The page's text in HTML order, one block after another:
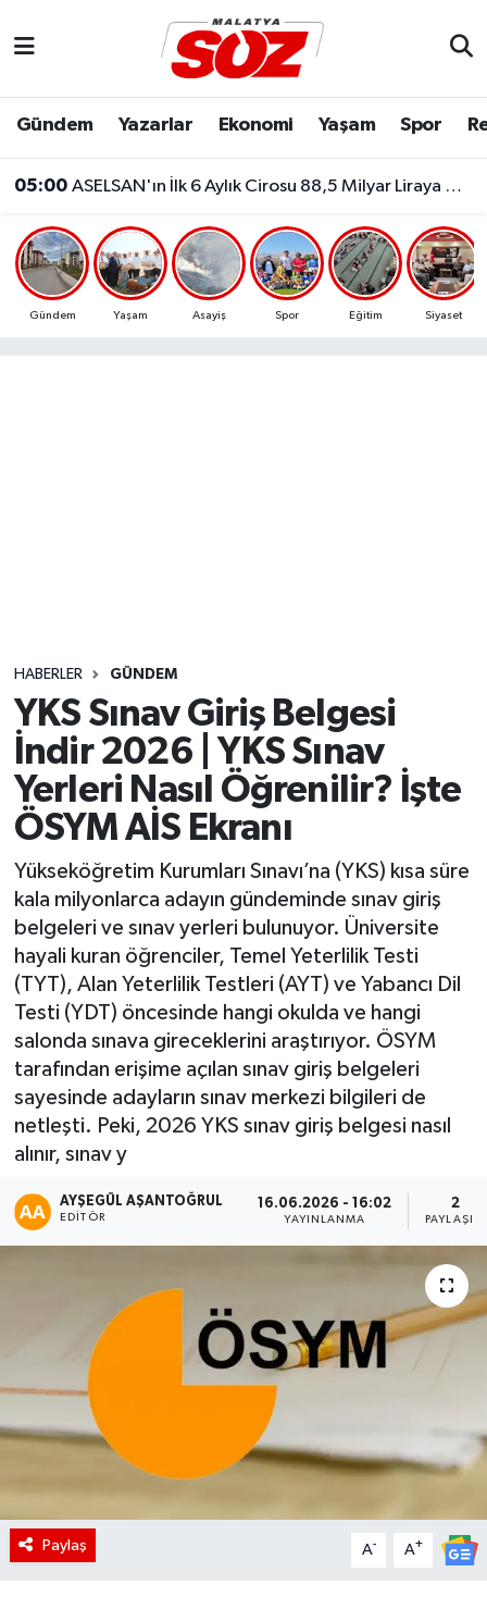
Gündem Yazarlar Ekonomi Yaşam Spor
05:00 ASELSAN'ın İlk 6 Aylık Cirosu 88,5 Milyar Liraya Ulaştı
04:47 Adıyaman'da Komşu Kavgası Kanlı Bitti! Av Tüfeğiyle Ateş Açtı: 1 Ölü, 1 Yaralı
Gündem Yaşam Asayiş Spor Eğitim Siyaset
HABERLER GÜNDEM
YKS Sınav Giriş Belgesi
İndir 2026 | YKS Sınav
Yerleri Nasıl Öğrenilir? İşte
ÖSYM AİS Ekranı
Yükseköğretim Kurumları Sınavı’na (YKS) kısa süre
kala milyonlarca adayın gündeminde sınav giriş
belgeleri ve sınav yerleri bulunuyor. Üniversite
hayali kuran öğrenciler, Temel Yeterlilik Testi
(TYT), Alan Yeterlilik Testleri (AYT) ve Yabancı Dil
Testi (YDT) öncesinde hangi okulda ve hangi
salonda sınava gireceklerini araştırıyor. ÖSYM
tarafından erişime açılan sınav giriş belgeleri
sayesinde adayların sınav merkezi bilgileri de
netleşti. Peki, 2026 YKS sınav giriş belgesi nasıl
alınır, sınav y
AYŞEGÜL AŞANTOĞRUL
EDITÖR
16.06.2026 - 16:02
YAYINLANMA
2
PAYLAŞIM
Paylaş A- A+
Dünya
Eğitim
Ekonomi
Yaşam
Malatya Nöbetçi Eczaneler
Malatya Namaz Vakitleri
Malatya Trafik Yoğunluk Haritası
Süper Lig Puan Durumu ve Fikstür